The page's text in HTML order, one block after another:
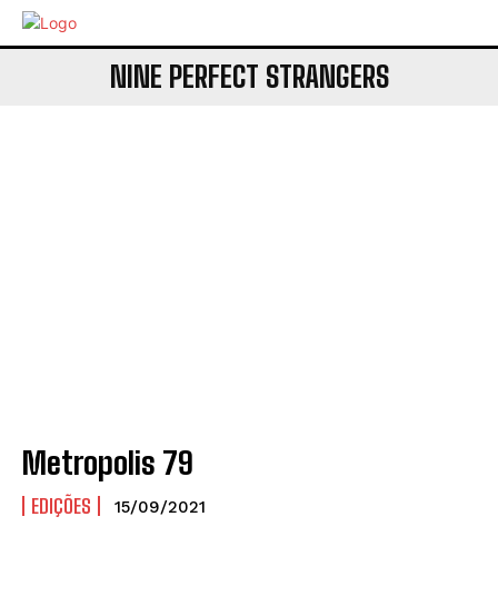
NINE PERFECT STRANGERS
Metropolis 79
EDIÇÕES 15/09/2021